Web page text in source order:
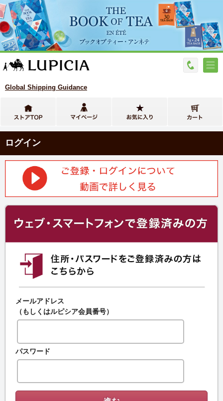
Global Shipping Guidance
ログイン
メールアドレス
（もしくはルピシア会員番号）
パスワード